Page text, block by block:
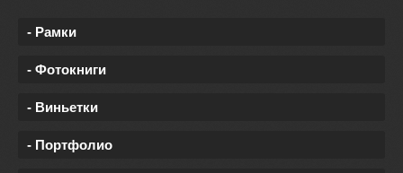
- Рамки
- Фотокниги
- Виньетки
- Портфолио